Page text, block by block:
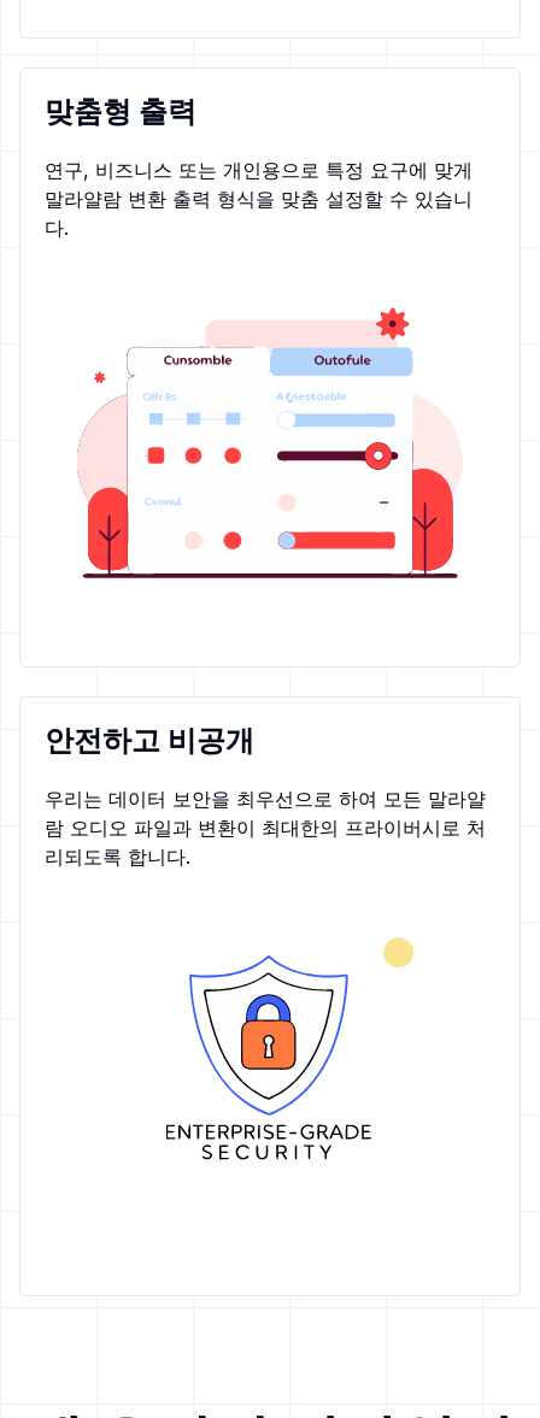
맞춤형 출력
연구, 비즈니스 또는 개인용으로 특정 요구에 맞게
말라얄람 변환 출력 형식을 맞춤 설정할 수 있습니
다.
안전하고 비공개
우리는 데이터 보안을 최우선으로 하여 모든 말라얄
람 오디오 파일과 변환이 최대한의 프라이버시로 처
리되도록 합니다.